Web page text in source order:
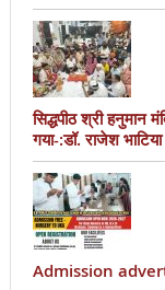
सिद्धपीठ श्री हनुमान
गया-:डॉ. राजेश भाटिया
Admission